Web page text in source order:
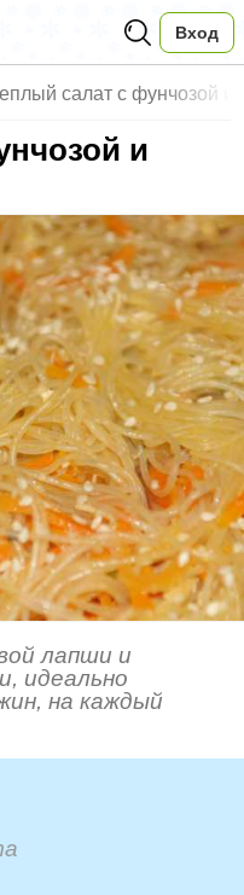
Вход
салат с фунчозой и
и
лапши и
идеально
на каждый